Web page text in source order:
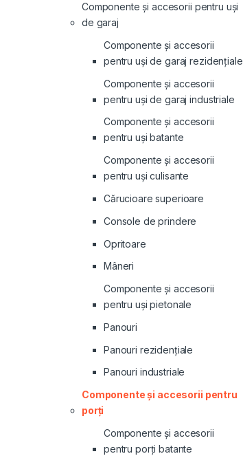
Componente și accesorii pentru uși
de garaj
Componente și accesorii
pentru uși de garaj rezidențiale
Componente și accesorii
pentru uși de garaj industriale
Componente și accesorii
pentru uși batante
Componente și accesorii
pentru uși culisante
Cărucioare superioare
Console de prindere
Opritoare
Mâneri
Componente și accesorii
pentru uși pietonale
Panouri
Panouri rezidenţiale
Panouri industriale
Componente și accesorii pentru
porți
Componente și accesorii
pentru porți batante